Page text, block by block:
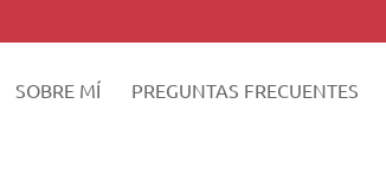
SOBRE MÍ PREGUNTAS FRECUENTES